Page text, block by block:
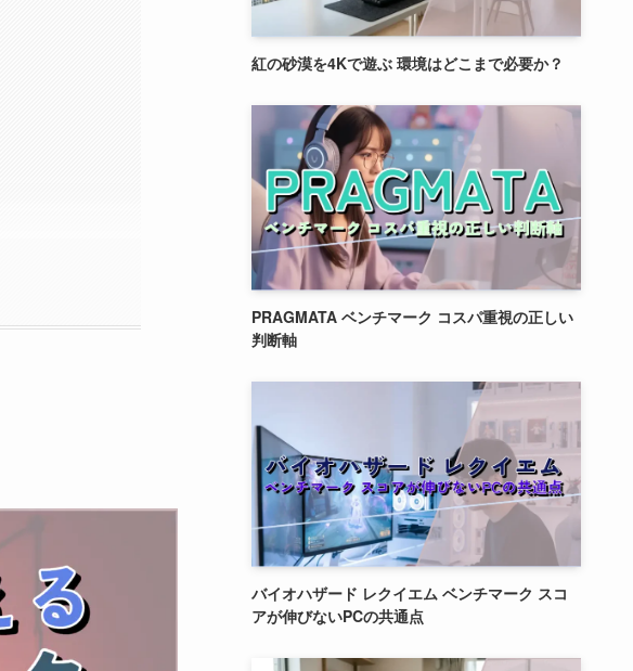
紅の砂漠を4Kで遊ぶ 環境はどこまで必要か？
PRAGMATA ベンチマーク コスパ重視の正しい
判断軸
バイオハザード レクイエム ベンチマーク スコ
アが伸びないPCの共通点